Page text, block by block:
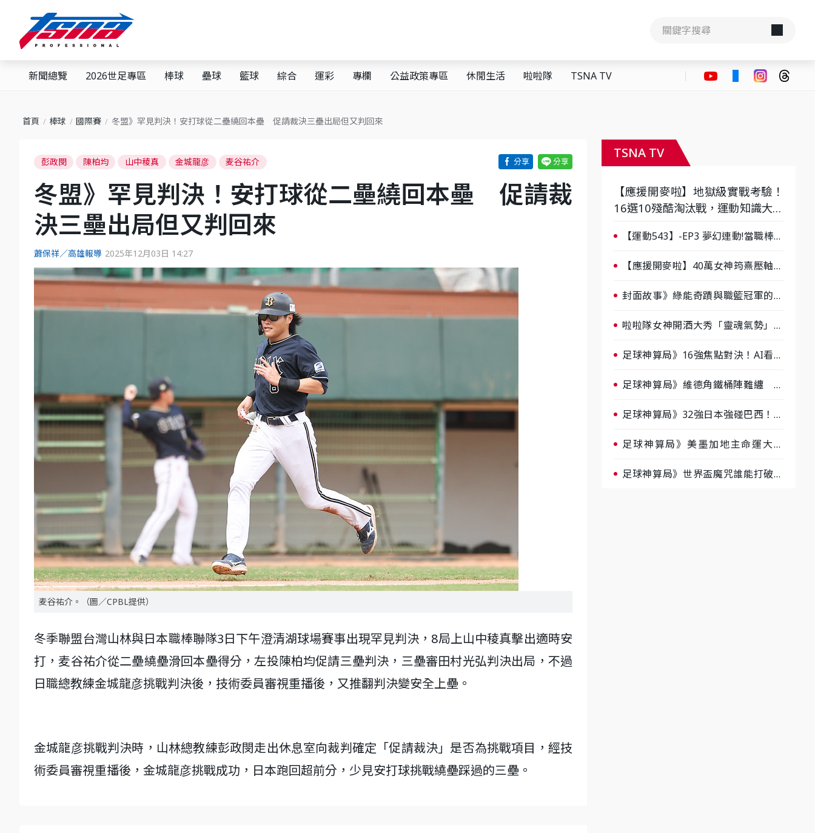
新聞總覽 2026世足專區 棒球 壘球 籃球 綜合 運彩 專欄 公益政策專區 休閒生活 啦啦隊 TSNA TV
首頁 棒球 國際賽 冬盟》罕見判決！安打球從二壘繞回本壘 促請裁決三壘出局但又判回來
彭政閔 陳柏均 山中稜真 金城龍彦 麦谷祐介
冬盟》罕見判決！安打球從二壘繞回本壘 促請裁
決三壘出局但又判回來
蕭保祥／高雄報導 2025年12月03日 14:27
麦谷祐介。（圖／CPBL提供）
冬季聯盟台灣山林與日本職棒聯隊3日下午澄清湖球場賽事出現罕見判決，8局上山中稜真擊出適時安
打，麦谷祐介從二壘繞壘滑回本壘得分，左投陳柏均促請三壘判決，三壘審田村光弘判決出局，不過
日職總教練金城龍彦挑戰判決後，技術委員審視重播後，又推翻判決變安全上壘。
金城龍彦挑戰判決時，山林總教練彭政閔走出休息室向裁判確定「促請裁決」是否為挑戰項目，經技
術委員審視重播後，金城龍彦挑戰成功，日本跑回超前分，少見安打球挑戰繞壘踩過的三壘。
TSNA TV
【應援開麥啦】地獄級實戰考驗！
16選10殘酷淘汰戰，運動知識大會
【運動543】-EP3 夢幻連動!當職棒傳
【應援開麥啦】40萬女神筠熹壓軸！
比一個會-ep2
封面故事》綠能奇蹟與職籃冠軍的背
事》大談「心酸創業學」
啦啦隊女神開酒大秀「靈魂氣勢」！
大過招
足球神算局》16強焦點對決！AI看好
足球神算局》維德角鐵桶陣難纏 阿
足球神算局》32強日本強碰巴西！AI
爆冷
足球神算局》美墨加地主命運大解
足球神算局》世界盃魔咒誰能打破？